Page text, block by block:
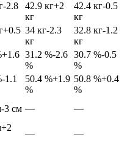
-2.8
42.9 кг+2
кг
42.4 кг-0.5
кг
+0.5 34 кг-2.3
кг
32.8 кг-1.2
кг
+1.6 31.2 %-2.6
%
30.7 %-0.5
%
-1.1
50.4 %+1.9
%
50.8 %+0.4
%
-3 см — —
+2
— —